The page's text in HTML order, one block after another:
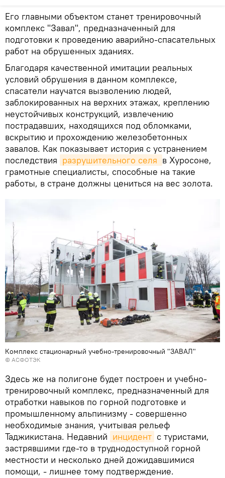
Его главными объектом станет тренировочный
комплекс "Завал", предназначенный для
подготовки к проведению аварийно-спасательных
работ на обрушенных зданиях.
Благодаря качественной имитации реальных
условий обрушения в данном комплексе,
спасатели научатся вызволению людей,
заблокированных на верхних этажах, креплению
неустойчивых конструкций, извлечению
пострадавших, находящихся под обломками,
вскрытию и прохождению железобетонных
завалов. Как показывает история с устранением
последствия разрушительного селя в Хуросоне,
грамотные специалисты, способные на такие
работы, в стране должны цениться на вес золота.
Комплекс стационарный учебно-тренировочный "ЗАВАЛ"
© АСФОТЭК
Здесь же на полигоне будет построен и учебно-
тренировочный комплекс, предназначенный для
отработки навыков по горной подготовке и
промышленному альпинизму - совершенно
необходимые знания, учитывая рельеф
Таджикистана. Недавний инцидент с туристами,
застрявшими где-то в труднодоступной горной
местности и несколько дней дожидавшимися
помощи, - лишнее тому подтверждение.